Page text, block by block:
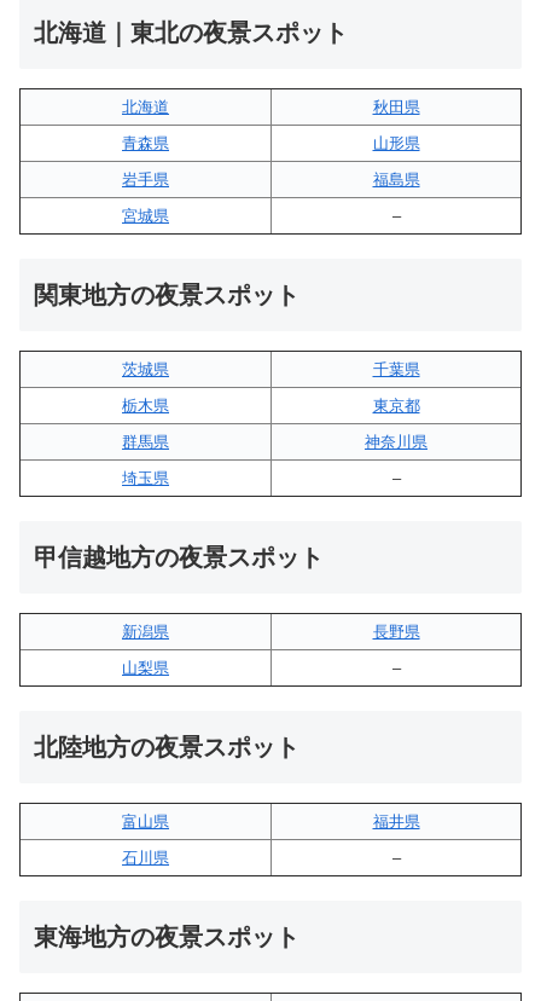
北海道｜東北の夜景スポット
北海道
秋田県
青森県
山形県
岩手県
福島県
宮城県
–
関東地方の夜景スポット
茨城県
千葉県
栃木県
東京都
群馬県
神奈川県
埼玉県
–
甲信越地方の夜景スポット
新潟県
長野県
山梨県
–
北陸地方の夜景スポット
富山県
福井県
石川県
–
東海地方の夜景スポット